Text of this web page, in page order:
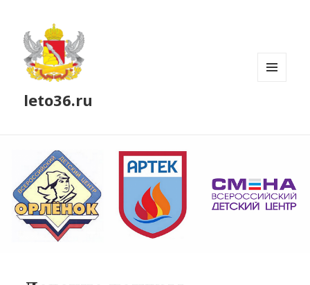
leto36.ru